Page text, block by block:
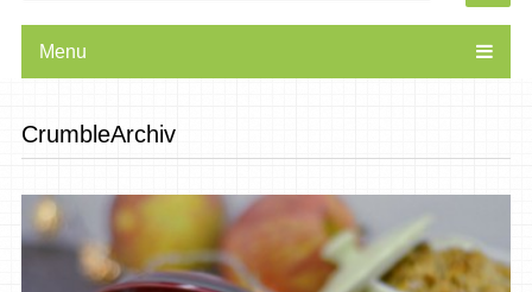
Menu
CrumbleArchiv